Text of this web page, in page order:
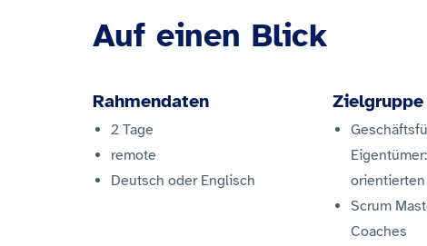
Auf einen Blick
Rahmendaten
2 Tage
remote
Deutsch oder Englisch
Zielgruppe
Scrum
Coaches